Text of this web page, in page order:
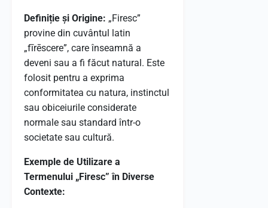
Definiție și Origine: „Firesc”
provine din cuvântul latin
„fīrēscere”, care înseamnă a
deveni sau a fi făcut natural. Este
folosit pentru a exprima
conformitatea cu natura, instinctul
sau obiceiurile considerate
normale sau standard într-o
societate sau cultură.
Exemple de Utilizare a
Termenului „Firesc” în Diverse
Contexte: